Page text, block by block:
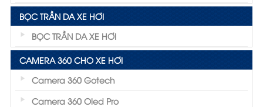
BỌC TRẦN DA XE HƠI
BỌC TRẦN DA XE HƠI
CAMERA 360 CHO XE HƠI
Camera 360 Gotech
Camera 360 Oled Pro